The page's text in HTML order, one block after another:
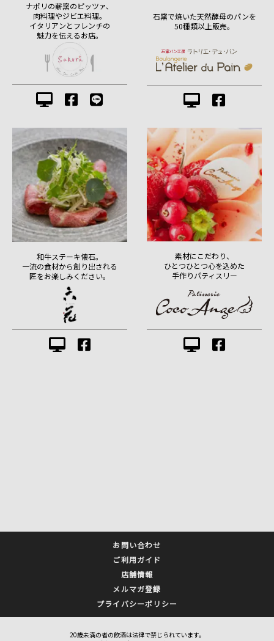
ナポリの薪窯のピッツァ、
肉料理やジビエ料理。
イタリアンとフレンチの
魅力を伝えるお店。
石窯で焼いた天然酵母のパンを
50種類以上販売。
和牛ステーキ懐石。
一流の食材から創り出される
匠をお楽しみください。
素材にこだわり、
ひとつひとつ心を込めた
手作りパティスリー
お問い合わせ
ご利用ガイド
店舗情報
メルマガ登録
プライバシーポリシー
20歳未満の者の飲酒は法律で禁じられています。